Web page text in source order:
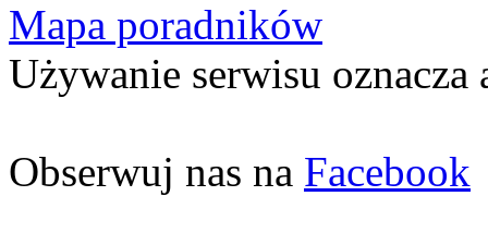
Mapa poradników
Używanie serwisu oznacza
Obserwuj nas na Facebook